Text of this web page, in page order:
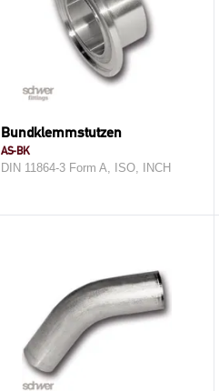
Bundklemmstutzen
AS-BK
DIN 11864-3 Form A, ISO, INCH